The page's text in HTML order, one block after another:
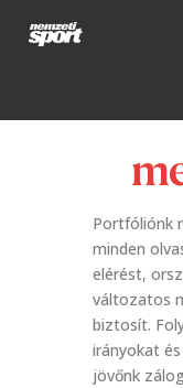
Portfóliónk
minden
elérést,
változatos
biztosít.
irányokat
jövőnk